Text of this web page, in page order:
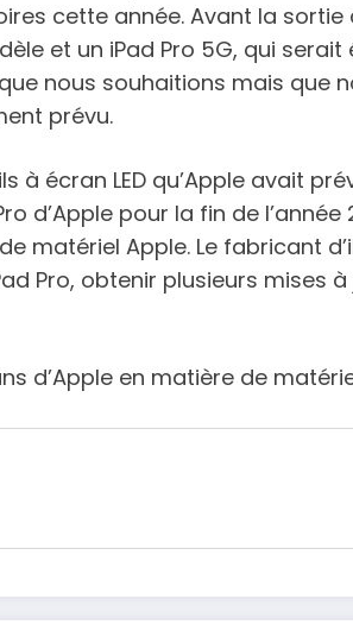
cette année. Avant la sortie
et un iPad Pro 5G, qui serait
nous souhaitions mais que
prévu.
à écran LED qu’Apple avait
pour la fin de l’année
matériel Apple. Le fabricant
Pro, obtenir plusieurs mises
d’Apple en matière de